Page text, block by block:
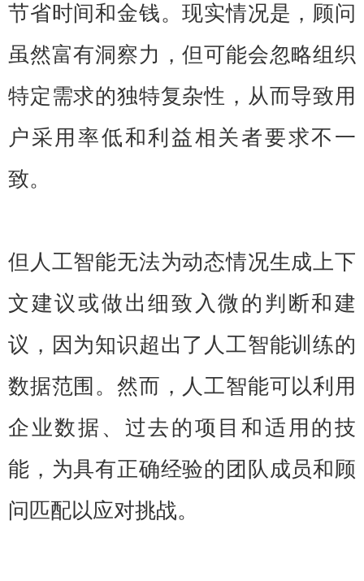
节省时间和金钱。现实情况是，顾问
虽然富有洞察力，但可能会忽略组织
特定需求的独特复杂性，从而导致用
户采用率低和利益相关者要求不一
致。
但人工智能无法为动态情况生成上下
文建议或做出细致入微的判断和建
议，因为知识超出了人工智能训练的
数据范围。然而，人工智能可以利用
企业数据、过去的项目和适用的技
能，为具有正确经验的团队成员和顾
问匹配以应对挑战。